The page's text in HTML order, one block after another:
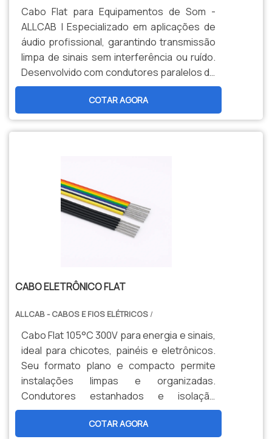
Cabo Flat para Equipamentos de Som -
ALLCAB | Especializado em aplicações de
áudio profissional, garantindo transmissão
limpa de sinais sem interferência ou ruído.
Desenvolvido com condutores paralelos de
cobre estanhado e isolação PVC (105°C).
Ideal para sistemas de sonorização,
estúdios e instalações que exigem máxima
fidelidade de áudio.
COTAR AGORA
CABO ELETRÔNICO FLAT
ALLCAB - CABOS E FIOS ELÉTRICOS /
Cabo Flat 105°C 300V para energia e sinais,
ideal para chicotes, painéis e eletrônicos.
Seu formato plano e compacto permite
instalações limpas e organizadas.
Condutores estanhados e isolação
termorresistente garantem confiabilidade
e alta durabilidade.COTAR AGORA